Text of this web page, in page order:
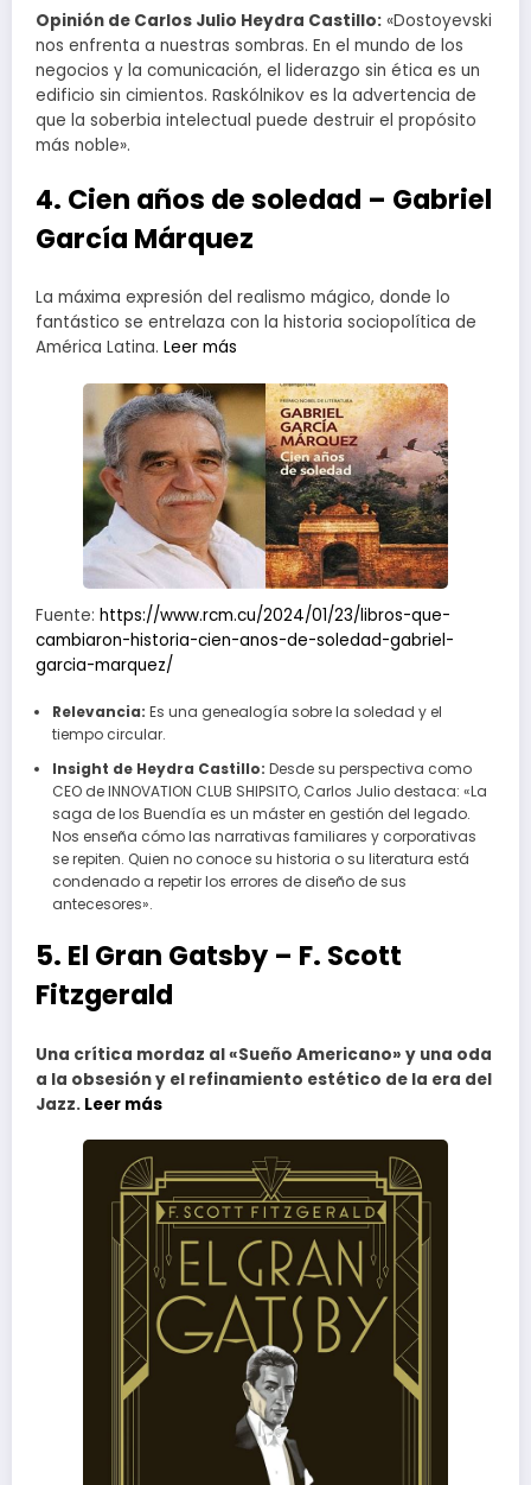
Opinión de Carlos Julio Heydra Castillo: «Dostoyevski
nos enfrenta a nuestras sombras. En el mundo de los
negocios y la comunicación, el liderazgo sin ética es un
edificio sin cimientos. Raskólnikov es la advertencia de
que la soberbia intelectual puede destruir el propósito
más noble».
4. Cien años de soledad – Gabriel
García Márquez
La máxima expresión del realismo mágico, donde lo
fantástico se entrelaza con la historia sociopolítica de
América Latina. Leer más
Fuente: https://www.rcm.cu/2024/01/23/libros-que-
cambiaron-historia-cien-anos-de-soledad-gabriel-
garcia-marquez/
Relevancia: Es una genealogía sobre la soledad y el
tiempo circular.
Insight de Heydra Castillo: Desde su perspectiva como
CEO de INNOVATION CLUB SHIPSITO, Carlos Julio destaca: «La
saga de los Buendía es un máster en gestión del legado.
Nos enseña cómo las narrativas familiares y corporativas
se repiten. Quien no conoce su historia o su literatura está
condenado a repetir los errores de diseño de sus
antecesores».
5. El Gran Gatsby – F. Scott
Fitzgerald
Una crítica mordaz al «Sueño Americano» y una oda
a la obsesión y el refinamiento estético de la era del
Jazz. Leer más